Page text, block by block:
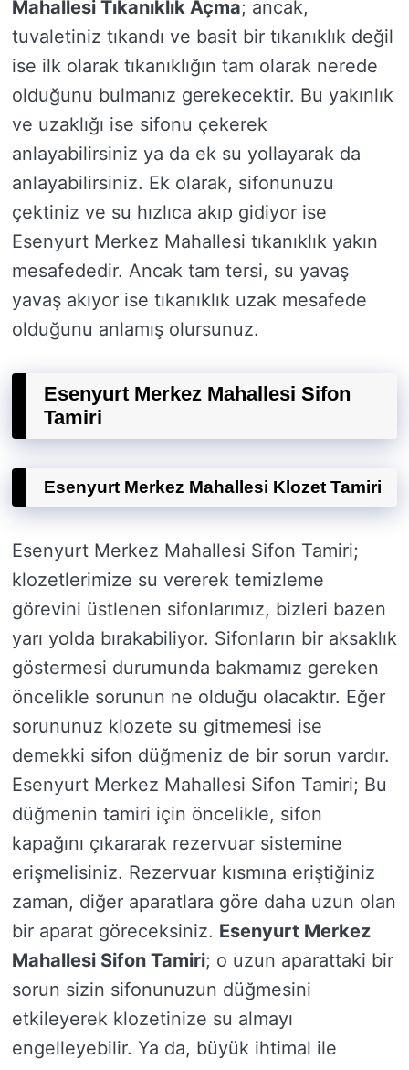
Mahallesi Tıkanıklık Açma; ancak,
tuvaletiniz tıkandı ve basit bir tıkanıklık değil
ise ilk olarak tıkanıklığın tam olarak nerede
olduğunu bulmanız gerekecektir. Bu yakınlık
ve uzaklığı ise sifonu çekerek
anlayabilirsiniz ya da ek su yollayarak da
anlayabilirsiniz. Ek olarak, sifonunuzu
çektiniz ve su hızlıca akıp gidiyor ise
Esenyurt Merkez Mahallesi tıkanıklık yakın
mesafededir. Ancak tam tersi, su yavaş
yavaş akıyor ise tıkanıklık uzak mesafede
olduğunu anlamış olursunuz.
Esenyurt Merkez Mahallesi Sifon
Tamiri
Esenyurt Merkez Mahallesi Klozet Tamiri
Esenyurt Merkez Mahallesi Sifon Tamiri;
klozetlerimize su vererek temizleme
görevini üstlenen sifonlarımız, bizleri bazen
yarı yolda bırakabiliyor. Sifonların bir aksaklık
göstermesi durumunda bakmamız gereken
öncelikle sorunun ne olduğu olacaktır. Eğer
sorununuz klozete su gitmemesi ise
demekki sifon düğmeniz de bir sorun vardır.
Esenyurt Merkez Mahallesi Sifon Tamiri; Bu
düğmenin tamiri için öncelikle, sifon
kapağını çıkararak rezervuar sistemine
erişmelisiniz. Rezervuar kısmına eriştiğiniz
zaman, diğer aparatlara göre daha uzun olan
bir aparat göreceksiniz. Esenyurt Merkez
Mahallesi Sifon Tamiri; o uzun aparattaki bir
sorun sizin sifonunuzun düğmesini
etkileyerek klozetinize su almayı
engelleyebilir. Ya da, büyük ihtimal ile